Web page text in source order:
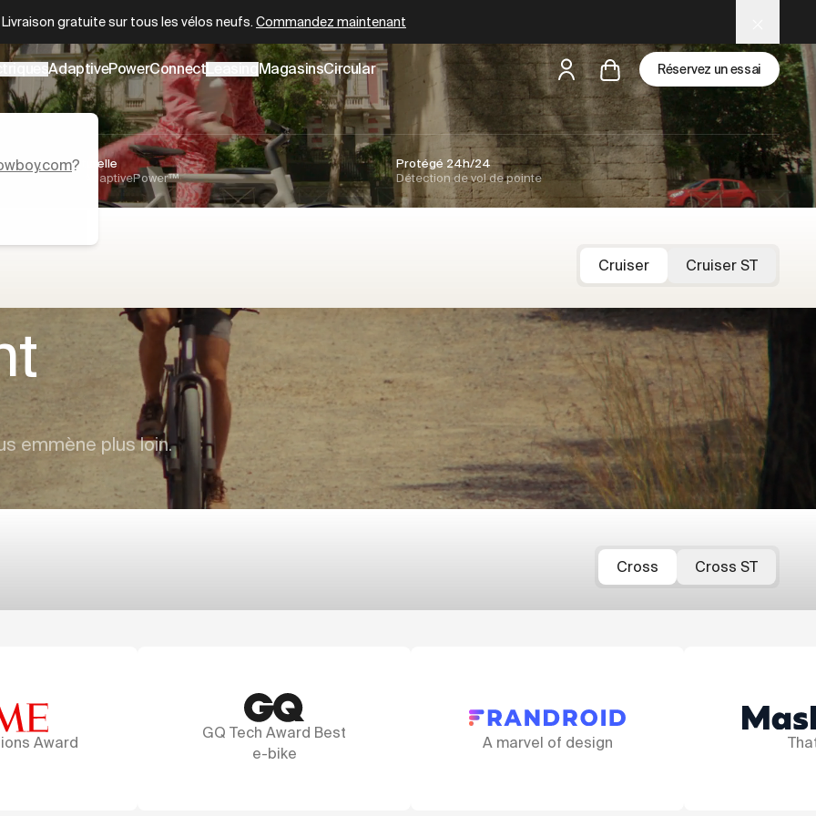
AdaptivePowerConnect MagasinsCircular Réservez un essai
maisil y a des test rides par-là
Conduite naturelle
Technologie AdaptivePower™
Protégé 24h/24
Détection de vol de pointe
Cruiser Cruiser ST
emmène plus loin.
Cross Cross ST
Tech Award Best
e-bike
A marvel of design That fork!
?